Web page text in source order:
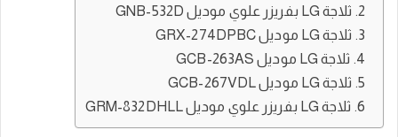
ثلاجة LG بفريزر علوي موديل GNB-532D
ثلاجة LG موديل GRX-274DPBC
ثلاجة LG موديل GCB-263AS
ثلاجة LG موديل GCB-267VDL
ثلاجة LG بفريزر علوي موديل GRM-832DHLL